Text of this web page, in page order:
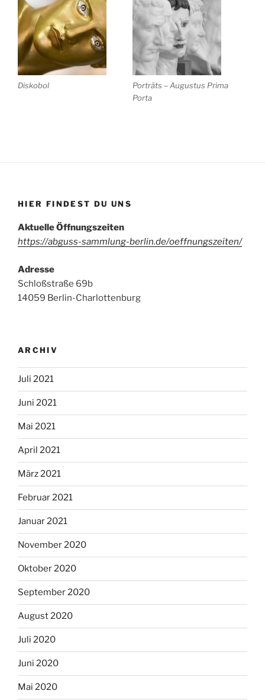
Diskobol
Porträts – Augustus Prima
Porta
HIER FINDEST DU UNS
Aktuelle Öffnungszeiten
https://abguss-sammlung-berlin.de/oeffnungszeiten/
Adresse
Schloßstraße 69b
14059 Berlin-Charlottenburg
ARCHIV
Juli 2021
Juni 2021
Mai 2021
April 2021
März 2021
Februar 2021
Januar 2021
November 2020
Oktober 2020
September 2020
August 2020
Juli 2020
Juni 2020
Mai 2020